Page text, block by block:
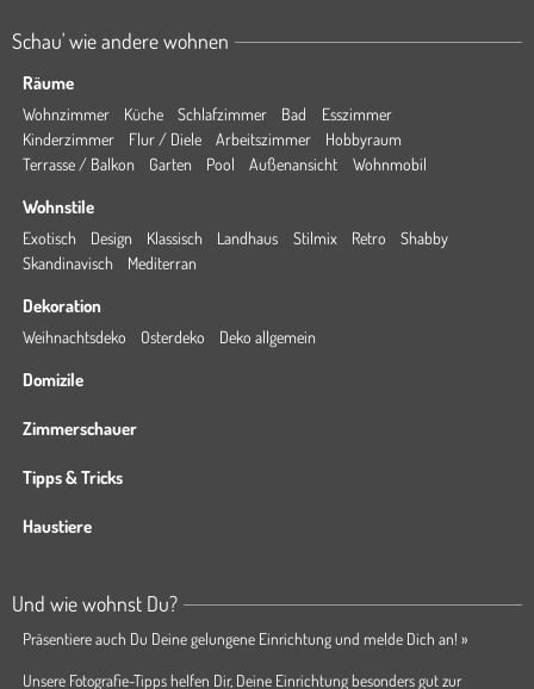
Schau' wie andere wohnen
Räume
Wohnzimmer Küche Schlafzimmer Bad
Esszimmer
Kinderzimmer
Flur / Diele Arbeitszimmer
Hobbyraum
Terrasse / Balkon
Garten Pool Außenansicht Wohnmobil
Wohnstile
Exotisch Design Klassisch Landhaus Stilmix Retro
Shabby
Skandinavisch
Mediterran
Dekoration
Weihnachtsdeko Osterdeko Deko allgemein
Domizile
Zimmerschauer
Tipps & Tricks
Haustiere
Und wie wohnst Du?
Präsentiere auch Du Deine gelungene Einrichtung und melde Dich an! »
Unsere Fotografie-Tipps helfen Dir, Deine Einrichtung besonders gut zur